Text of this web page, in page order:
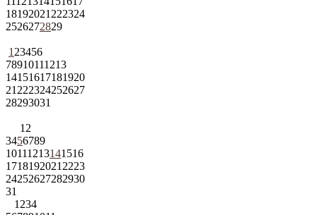
18192021 222324
2526272829
1 23456
78910111213
14151617181920
21 222324252627
28293031
1 2
3456789
10111213141516
1718192021 2223
24252627282930
31
1 234